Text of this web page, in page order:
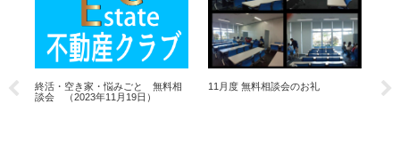
終活・空き家・悩みごと 無料相
談会 （2023年11月19日）
11月度 無料相談会のお礼